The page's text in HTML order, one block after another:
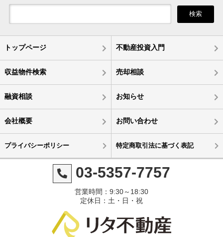
検索
トップページ 不動産投資入門
収益物件検索 売却相談
融資相談 お知らせ
会社概要 お問い合わせ
プライバシーポリシー 特定商取引法に基づく表記
03-5357-7757
営業時間：9:30～18:30
定休日：土・日・祝